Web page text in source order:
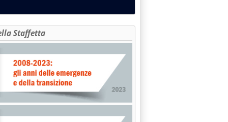
INIZIATIVE PETROLIFERE PRIVATE UPSTREAM'
Staffetta